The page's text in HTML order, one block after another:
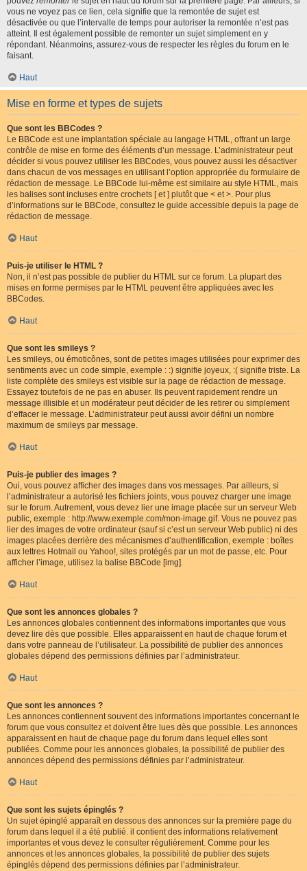
vous ne voyez pas ce lien, cela signifie que la remontée de sujet est
désactivée ou que l’intervalle de temps pour autoriser la remontée n’est pas
atteint. Il est également possible de remonter un sujet simplement en y
répondant. Néanmoins, assurez-vous de respecter les règles du forum en le
faisant.
Haut
Mise en forme et types de sujets
Que sont les BBCodes ?
Le BBCode est une implantation spéciale au langage HTML, offrant un large
contrôle de mise en forme des éléments d’un message. L’administrateur peut
décider si vous pouvez utiliser les BBCodes, vous pouvez aussi les désactiver
dans chacun de vos messages en utilisant l’option appropriée du formulaire de
rédaction de message. Le BBCode lui-même est similaire au style HTML, mais
les balises sont incluses entre crochets [ et ] plutôt que < et >. Pour plus
d’informations sur le BBCode, consultez le guide accessible depuis la page de
rédaction de message.
Haut
Puis-je utiliser le HTML ?
Non, il n’est pas possible de publier du HTML sur ce forum. La plupart des
mises en forme permises par le HTML peuvent être appliquées avec les
BBCodes.
Haut
Que sont les smileys ?
Les smileys, ou émoticônes, sont de petites images utilisées pour exprimer des
sentiments avec un code simple, exemple : :) signifie joyeux, :( signifie triste. La
liste complète des smileys est visible sur la page de rédaction de message.
Essayez toutefois de ne pas en abuser. Ils peuvent rapidement rendre un
message illisible et un modérateur peut décider de les retirer ou simplement
d’effacer le message. L’administrateur peut aussi avoir défini un nombre
maximum de smileys par message.
Haut
Puis-je publier des images ?
Oui, vous pouvez afficher des images dans vos messages. Par ailleurs, si
l’administrateur a autorisé les fichiers joints, vous pouvez charger une image
sur le forum. Autrement, vous devez lier une image placée sur un serveur Web
public, exemple : http://www.exemple.com/mon-image.gif. Vous ne pouvez pas
lier des images de votre ordinateur (sauf si c’est un serveur Web public) ni des
images placées derrière des mécanismes d’authentification, exemple : boîtes
aux lettres Hotmail ou Yahoo!, sites protégés par un mot de passe, etc. Pour
afficher l’image, utilisez la balise BBCode [img].
Haut
Que sont les annonces globales ?
Les annonces globales contiennent des informations importantes que vous
devez lire dès que possible. Elles apparaissent en haut de chaque forum et
dans votre panneau de l’utilisateur. La possibilité de publier des annonces
globales dépend des permissions définies par l’administrateur.
Haut
Que sont les annonces ?
Les annonces contiennent souvent des informations importantes concernant le
forum que vous consultez et doivent être lues dès que possible. Les annonces
apparaissent en haut de chaque page du forum dans lequel elles sont
publiées. Comme pour les annonces globales, la possibilité de publier des
annonces dépend des permissions définies par l’administrateur.
Haut
Que sont les sujets épinglés ?
Un sujet épinglé apparaît en dessous des annonces sur la première page du
forum dans lequel il a été publié. il contient des informations relativement
importantes et vous devez le consulter régulièrement. Comme pour les
annonces et les annonces globales, la possibilité de publier des sujets
épinglés dépend des permissions définies par l’administrateur.